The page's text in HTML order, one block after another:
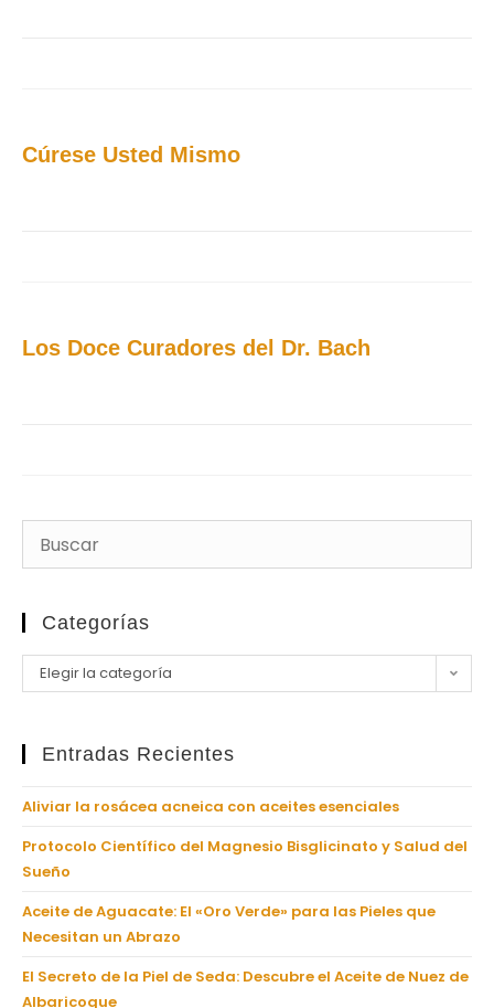
Cúrese Usted Mismo
Los Doce Curadores del Dr. Bach
Categorías
Elegir la categoría
Entradas Recientes
Aliviar la rosácea acneica con aceites esenciales
Protocolo Científico del Magnesio Bisglicinato y Salud del
Sueño
Aceite de Aguacate: El «Oro Verde» para las Pieles que
Necesitan un Abrazo
El Secreto de la Piel de Seda: Descubre el Aceite de Nuez de
Albaricoque